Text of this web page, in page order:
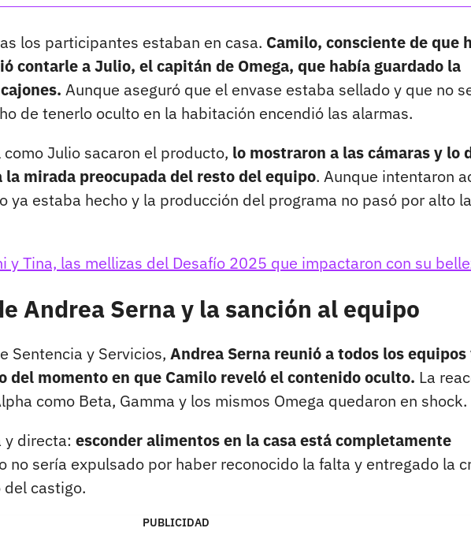
los participantes estaban en casa. Camilo, consciente de que
contarle a Julio, el capitán de Omega, que había guardado la
Aunque aseguró que el envase estaba sellado y que no
de tenerlo oculto en la habitación encendió las alarmas.
Julio sacaron el producto, lo mostraron a las cámaras y lo
mirada preocupada del resto del equipo. Aunque intentaron
ya estaba hecho y la producción del programa no pasó por alto la
y Tina, las mellizas del Desafío 2025 que impactaron con su
Andrea Serna y la sanción al equipo
Sentencia y Servicios, Andrea Serna reunió a todos los equipos
del momento en que Camilo reveló el contenido oculto. La
como Beta, Gamma y los mismos Omega quedaron en shock.
y directa: esconder alimentos en la casa está completamente
no sería expulsado por haber reconocido la falta y entregado la
castigo.
PUBLICIDAD